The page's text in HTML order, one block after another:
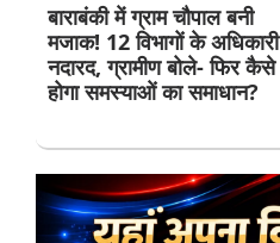
बाराबंकी में ग्राम चौपाल बनी
मजाक! 12 विभागों के अधिकारी
नदारद, ग्रामीण बोले- फिर कैसे
होगा समस्याओं का समाधान?